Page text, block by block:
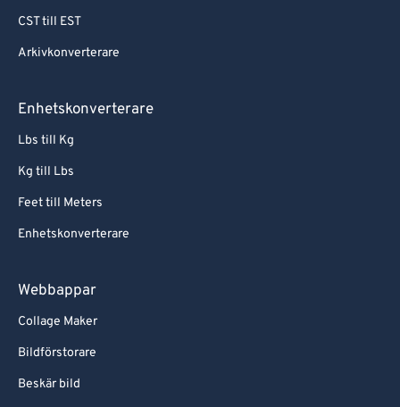
CST till EST
Arkivkonverterare
Enhetskonverterare
Lbs till Kg
Kg till Lbs
Feet till Meters
Enhetskonverterare
Webbappar
Collage Maker
Bildförstorare
Beskär bild